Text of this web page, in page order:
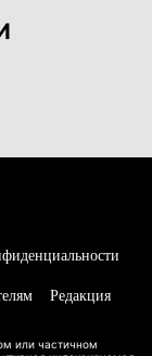
Редакция
или частичном